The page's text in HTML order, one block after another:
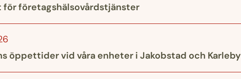
för företagshälsovårdstjänster
öppettider vid våra enheter i Jakobstad och Karleby